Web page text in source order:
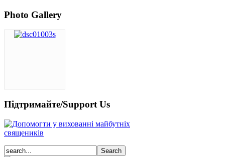
Photo Gallery
Підтримайте/Support Us